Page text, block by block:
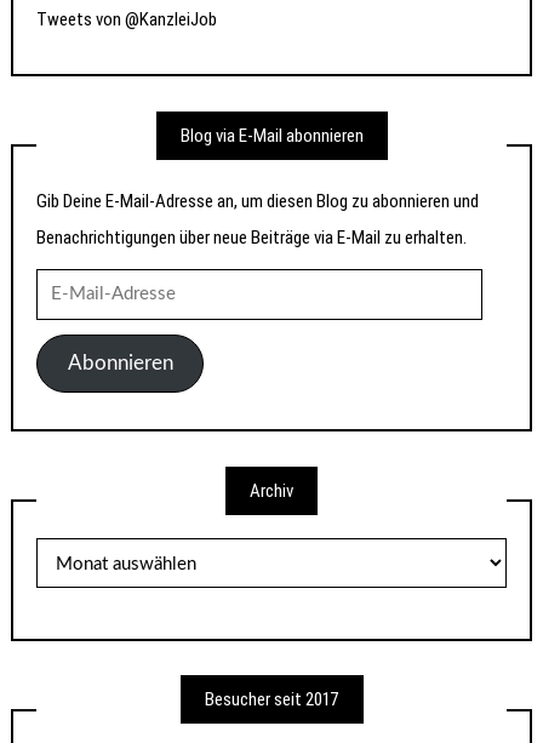
Tweets von @KanzleiJob
Blog via E-Mail abonnieren
Gib Deine E-Mail-Adresse an, um diesen Blog zu abonnieren und
Benachrichtigungen über neue Beiträge via E-Mail zu erhalten.
Mail-
AdresseAbonnieren
Archiv
Besucher seit 2017